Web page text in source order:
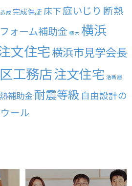
成 完成保証 床下庭いじり 断熱
ォーム補助金 植木 横浜
文住宅横浜市見学会長
工務店注文住宅 活断層
補助金耐震等級 自由設計の
ール